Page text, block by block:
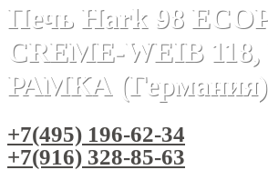
Печь Hark 98
CREME-WEIB
РАМКА (Германия)
+7(495) 196-62-34
+7(916) 328-85-63